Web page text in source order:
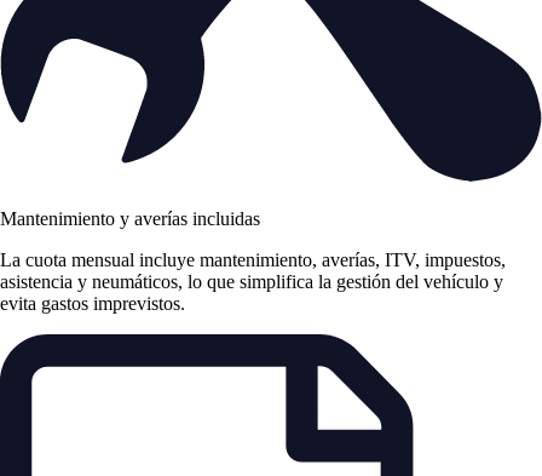
Mantenimiento y averías incluidas
La cuota mensual incluye mantenimiento, averías, ITV, impuestos,
asistencia y neumáticos, lo que simplifica la gestión del vehículo y
evita gastos imprevistos.